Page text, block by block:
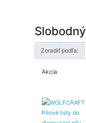
Slobodný
Zoradiť podľa:
Akcia